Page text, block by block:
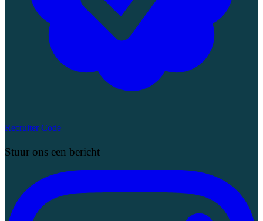
Recruiter Code
Stuur ons een bericht